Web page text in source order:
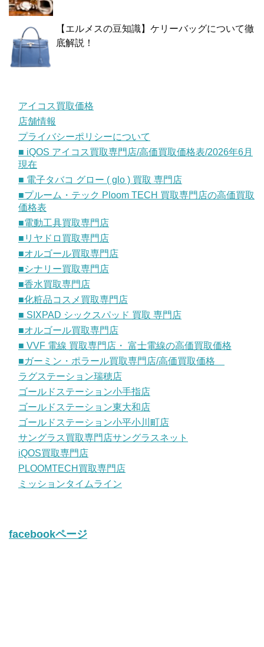
【エルメスの豆知識】ケリーバッグについて徹
底解説！
アイコス買取価格
店舗情報
プライバシーポリシーについて
■ iQOS アイコス買取専門店/高価買取価格表/2026年6月
現在
■ 電子タバコ グロー ( glo ) 買取 専門店
■プルーム・テック Ploom TECH 買取専門店の高価買取
価格表
■電動工具買取専門店
■リヤドロ買取専門店
■オルゴール買取専門店
■シナリー買取専門店
■香水買取専門店
■化粧品コスメ買取専門店
■ SIXPAD シックスパッド 買取 専門店
■オルゴール買取専門店
■ VVF 電線 買取専門店・ 富士電線の高価買取価格
■ガーミン・ポラール買取専門店/高価買取価格
ラグステーション瑞穂店
ゴールドステーション小手指店
ゴールドステーション東大和店
ゴールドステーション小平小川町店
サングラス買取専門店サングラスネット
iQOS買取専門店
PLOOMTECH買取専門店
ミッションタイムライン
facebookページ